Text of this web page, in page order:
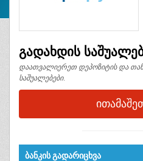
გადახდის
დაათვალიერეთ დეპოზიტის და
საშუალებები.
ᲑᲐᲜᲙᲘᲡ ᲒᲐᲓᲐᲠᲘᲪᲮᲕᲐ